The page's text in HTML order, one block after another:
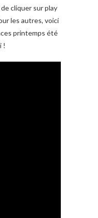
cliquer sur play
les autres, voici
printemps été
!